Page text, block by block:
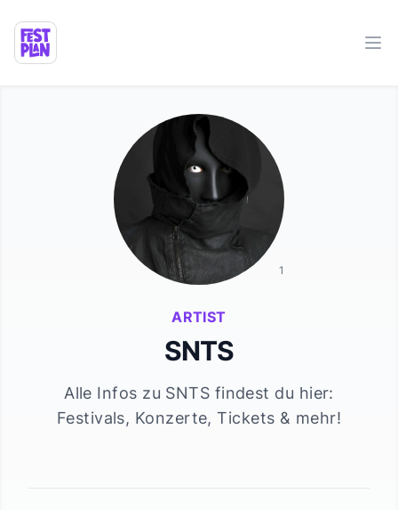
ARTIST
SNTS
Alle Infos zu SNTS findest du hier:
Festivals, Konzerte, Tickets & mehr!
1